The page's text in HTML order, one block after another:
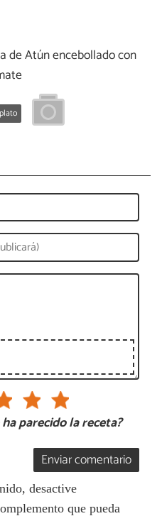
de Atún encebollado con
parecido la receta?
Enviar comentario
desactive
que pueda